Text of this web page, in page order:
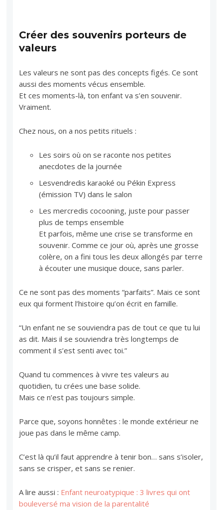
Créer des souvenirs porteurs de
valeurs
Les valeurs ne sont pas des concepts figés. Ce sont
aussi des moments vécus ensemble.
Et ces moments-là, ton enfant va s’en souvenir.
Vraiment.
Chez nous, on a nos petits rituels :
Les soirs où on se raconte nos petites
anecdotes de la journée
Lesvendredis karaoké ou Pékin Express
(émission TV) dans le salon
Les mercredis cocooning, juste pour passer
plus de temps ensemble
Et parfois, même une crise se transforme en
souvenir. Comme ce jour où, après une grosse
colère, on a fini tous les deux allongés par terre
à écouter une musique douce, sans parler.
Ce ne sont pas des moments “parfaits”. Mais ce sont
eux qui forment l’histoire qu’on écrit en famille.
“Un enfant ne se souviendra pas de tout ce que tu lui
as dit. Mais il se souviendra très longtemps de
comment il s’est senti avec toi.”
Quand tu commences à vivre tes valeurs au
quotidien, tu crées une base solide.
Mais ce n’est pas toujours simple.
Parce que, soyons honnêtes : le monde extérieur ne
joue pas dans le même camp.
C’est là qu’il faut apprendre à tenir bon… sans s’isoler,
sans se crisper, et sans se renier.
A lire aussi : Enfant neuroatypique : 3 livres qui ont
bouleversé ma vision de la parentalité